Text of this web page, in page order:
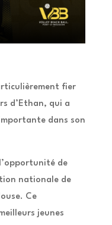
fier
d’Ethan, qui a
dans son
de
nationale de
Ce
jeunes